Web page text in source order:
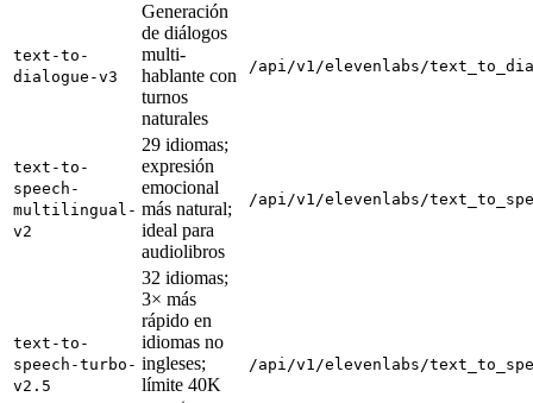
text-to-
dialogue-v3
Generación
de diálogos
multi-
hablante con
turnos
naturales
/api/v1/elevenlabs/
text-to-
speech-
multilingual-
v2
29 idiomas;
expresión
emocional
más natural;
ideal para
audiolibros
/api/v1/elevenlabs/
text-to-
speech-turbo-
v2.5
32 idiomas;
3× más
rápido en
idiomas no
ingleses;
límite 40K
/api/v1/elevenlabs/